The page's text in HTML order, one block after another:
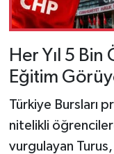
Her Yıl 5
Eğitim
Türkiye Bursları
nitelikli
vurgulayan